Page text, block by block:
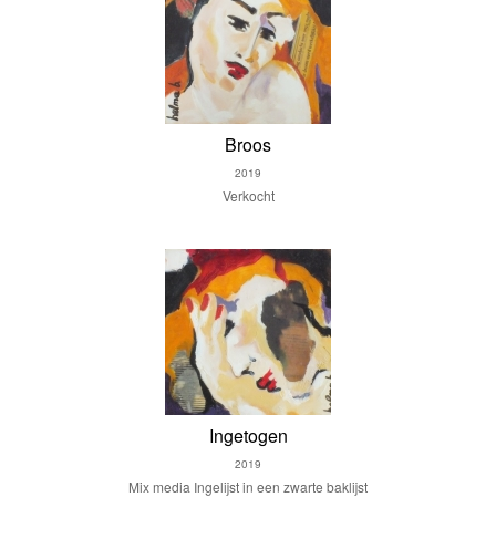
Broos
2019
Verkocht
Ingetogen
2019
Mix media Ingelijst in een zwarte baklijst